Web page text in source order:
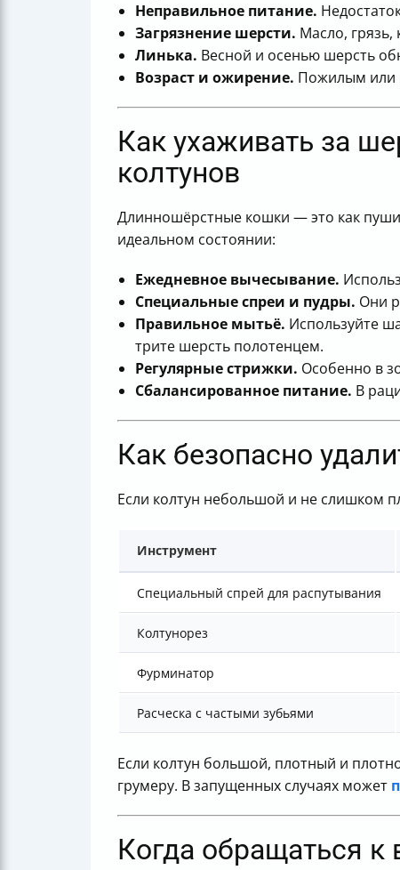
Неправильное питание.
Загрязнение шерсти. Масло, грязь,
Линька. Весной и осенью шерсть
Возраст и ожирение. Пожилым или
Как ухаживать за
колтунов
Длинношёрстные кошки — это как
идеальном состоянии:
Ежедневное вычесывание.
Специальные спреи и пудры. Они
Правильное мытьё. Используйте
трите шерсть полотенцем.
Регулярные стрижки. Особенно в
Сбалансированное питание. В
Как безопасно
Если колтун небольшой и не слишком
Инструмент
Специальный спрей для распутывания
Колтунорез
Фурминатор
Расческа с частыми зубьями
Если колтун большой, плотный и
грумеру. В запущенных случаях может
Когда обращаться к